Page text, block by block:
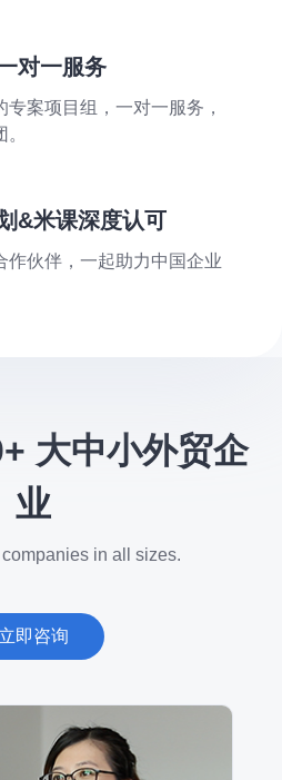
对一服务
专案项目组，一对一服务，
&米课深度认可
作伙伴，一起助力中国企业
大中小外贸企
业
in all sizes.
立即咨询